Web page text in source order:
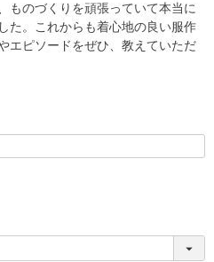
ものづくりを頑張っていて本当に
た。これからも着心地の良い服作
エピソードをぜひ、教えていただ